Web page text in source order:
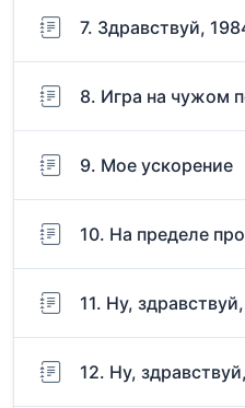
7. Здравствуй,
8. Игра на чужом
9. Мое ускорение
10. На пределе
11. Ну,
12. Ну,